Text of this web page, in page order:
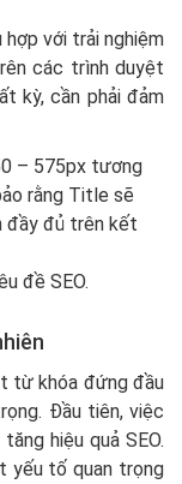
với trải nghiệm
các trình duyệt
kỳ, cần phải đảm
– 575px tương
rằng Title sẽ
đầy đủ trên kết
đề SEO.
từ khóa đứng đầu
Đầu tiên, việc
hiệu quả SEO.
yếu tố quan trọng